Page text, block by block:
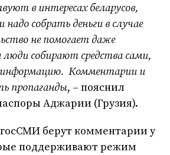
в интересах беларусов,
собрать деньги в случае
не помогает даже
собирают средства сами,
Комментарии и
пропаганды, – пояснил
Аджарии (Грузия).
берут комментарии у
поддерживают режим